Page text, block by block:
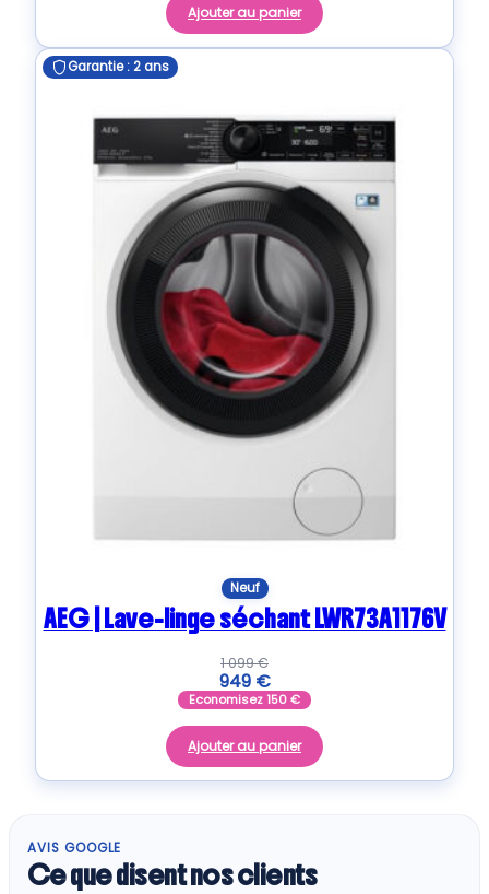
Ajouter au panier
Garantie : 2 ans
Neuf
AEG | Lave-linge séchant LWR73A1176V
1 099€
949 €
Economisez150€
Ajouter au panier
AVIS GOOGLE
Ce que disent nos clients